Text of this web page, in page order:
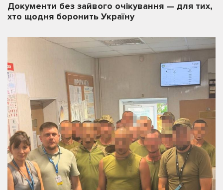
Документи без зайвого очікування — для тих,
хто щодня боронить Україну